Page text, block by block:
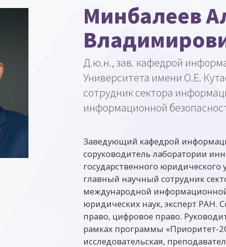
Минбалеев
Д.ю.н., зав. кафедрой
Университета имени О.Е.
сотрудник сектора
информационной
Заведующий кафедрой
соруководитель лаборатории
государственного
главный научный сотрудник
международной
юридических наук, эксперт РАН.
право, цифровое право.
рамках программы «Приоритет-
исследовательская,